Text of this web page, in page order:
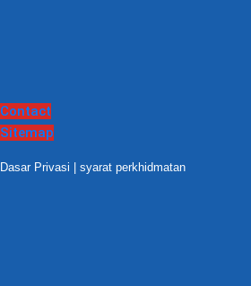
Contact
Sitemap
Dasar Privasi syarat perkhidmatan